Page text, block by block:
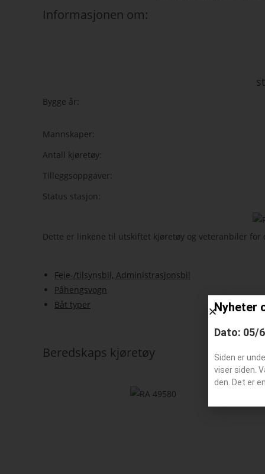
Informasjonen om:
Bygge år:
Mannskaper:
Antall kjøretøy:
Tilleggsoppgaver:
Status stasjon:
Dette er linkene til utskiftet kjøretøy og veteranbiler
Feie-/tilsynsbil, Administrasjonsbil
Påhengsvogn
Båt typer
Beredskaps kjøretøy
Nyheter
Dato: 05/
Siden er
viser siden.
den. Det er